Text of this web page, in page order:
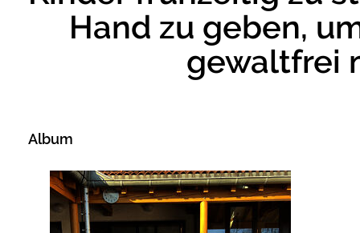
Hand zu geben,
gewaltfrei
Album